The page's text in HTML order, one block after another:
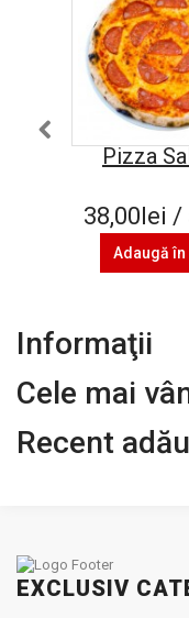
Pizza
38,00lei /
Adaugă în
Informaţii
Cele mai
Recent
EXCLUSIV